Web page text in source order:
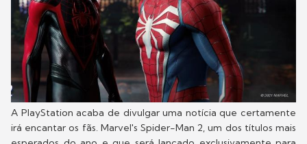
A PlayStation acaba de divulgar uma notícia que certamente
irá encantar os fãs. Marvel's Spider-Man 2, um dos títulos mais